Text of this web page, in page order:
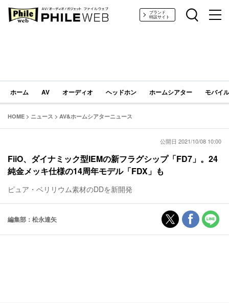
PHILE WEB｜AV/オーディオ/ガジェットブランド
特設サイト
ホーム AV オーディオ ヘッドホン ホームシアター モバイ
HOME > ニュース > AV&ホームシアターニュース
公開日 2021/10/08 10:00
FiiO、ダイナミック型IEMの新フラグシップ「FD7」。24
純金メッキ仕様の14周年モデル「FDX」も
ピュア・ベリリウム素材のDDを新開発
編集部：松永達矢